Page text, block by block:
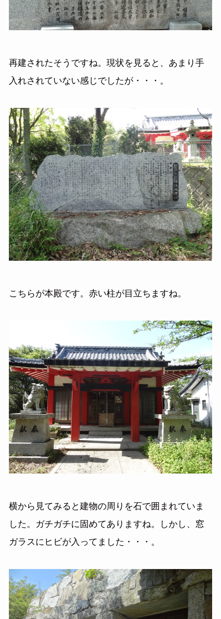
再建されたそうですね。現状を見ると、あまり手
入れされていない感じでしたが・・・。
こちらが本殿です。赤い柱が目立ちますね。
横から見てみると建物の周りを石で囲まれていま
した。ガチガチに固めてありますね。しかし、窓
ガラスにヒビが入ってました・・・。